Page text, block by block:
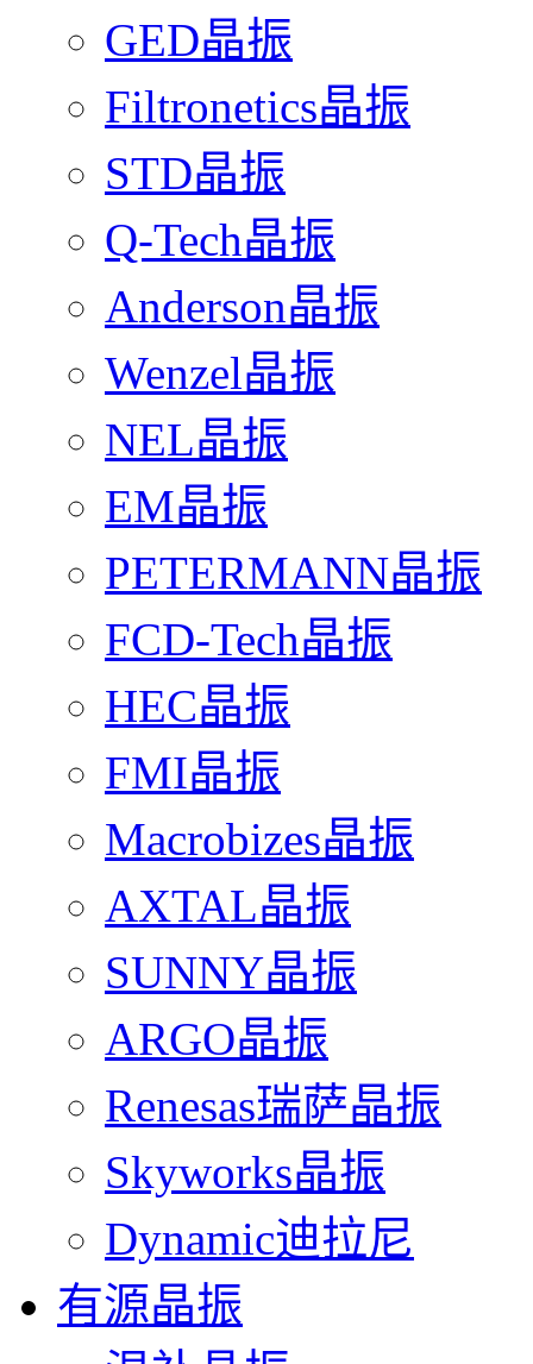
GED晶振
Filtronetics晶振
STD晶振
Q-Tech晶振
Anderson晶振
Wenzel晶振
NEL晶振
EM晶振
PETERMANN晶振
FCD-Tech晶振
HEC晶振
FMI晶振
Macrobizes晶振
AXTAL晶振
SUNNY晶振
ARGO晶振
Renesas瑞萨晶振
Skyworks晶振
Dynamic迪拉尼
有源晶振